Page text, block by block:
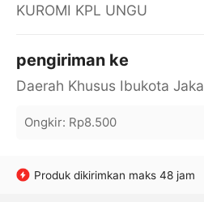
KUROMI KPL UNGU
pengiriman ke
Ongkir: Rp8.500
Produk dikirimkan maks 48 jam